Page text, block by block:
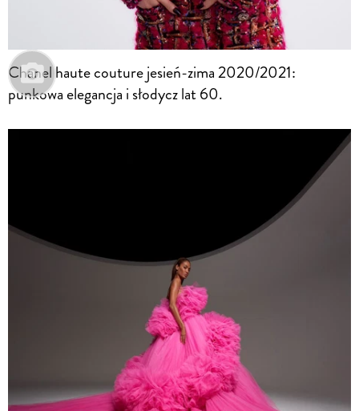
Chanel haute couture jesień-zima 2020/2021:
punkowa elegancja i słodycz lat 60.